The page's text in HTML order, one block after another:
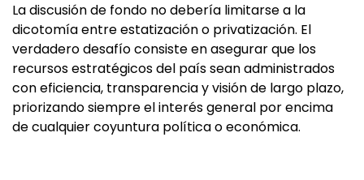
La discusión de fondo no debería limitarse a la
dicotomía entre estatización o privatización. El
verdadero desafío consiste en asegurar que los
recursos estratégicos del país sean administrados
con eficiencia, transparencia y visión de largo plazo,
priorizando siempre el interés general por encima
de cualquier coyuntura política o económica.